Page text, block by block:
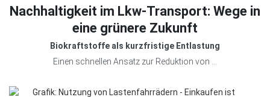
Nachhaltigkeit im Lkw-Transport: Wege in
eine grünere Zukunft
Biokraftstoffe als kurzfristige Entlastung
Einen schnellen Ansatz zur Reduktion von ...